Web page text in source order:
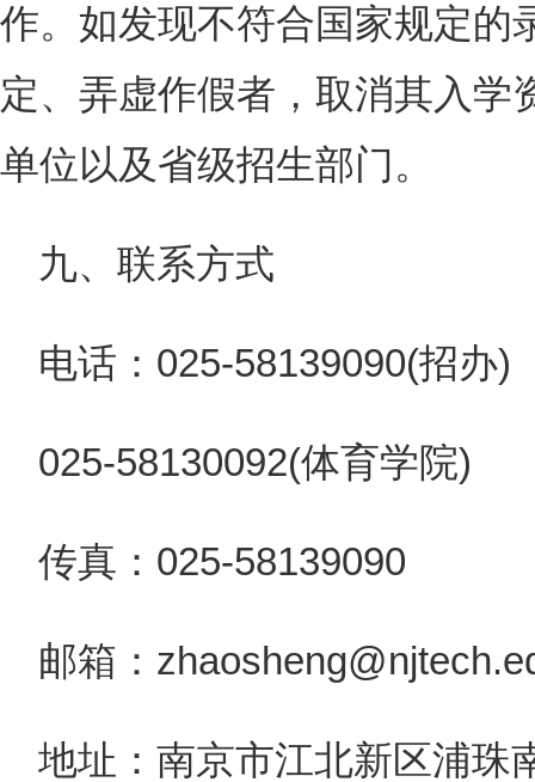
作。如发现不符合国家规定的
定、弄虚作假者，取消其入学
单位以及省级招生部门。
九、联系方式
电话：025-58139090(招办)
025-58130092(体育学院)
传真：025-58139090
邮箱：
地址：南京市江北新区浦珠